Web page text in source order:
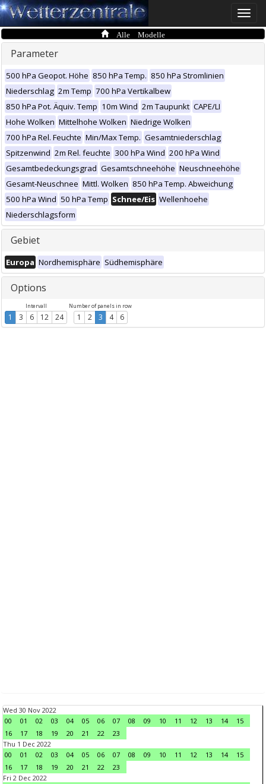
Toggle
Alle Modelle
Parameter
500 hPa Geopot. Höhe 850 hPa Temp. 850 hPa Stromlinien
Niederschlag 2m Temp 700 hPa Vertikalbew
850 hPa Pot. Äquiv. Temp 10m Wind 2m Taupunkt CAPE/LI
Hohe Wolken Mittelhohe Wolken Niedrige Wolken
700 hPa Rel. Feuchte Min/Max Temp. Gesamtniederschlag
Spitzenwind 2m Rel. feuchte 300 hPa Wind 200 hPa Wind
Gesamtbedeckungsgrad Gesamtschneehöhe Neuschneehöhe
Gesamt-Neuschnee Mittl. Wolken 850 hPa Temp. Abweichung
500 hPa Wind 50 hPa Temp Schnee/Eis Wellenhoehe
Niederschlagsform
Gebiet
Europa Nordhemisphäre Südhemisphäre
Options
Intervall
1 3 6 12 24
Number of panels in row
1 2 3 4 6
Wed 30 Nov 2022
00
01 02 03 04 05 06 07 08 09 10 11 12 13 14
15
16
17 18 19 20 21 22
23
Thu 1 Dec 2022
00
01 02 03 04 05 06 07 08 09 10 11 12 13 14
15
16
17 18 19 20 21 22
23
Fri 2 Dec 2022